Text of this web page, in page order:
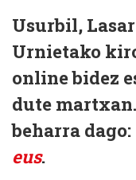
Usurbil,
Urnietako
online bidez
dute
beharra dago:
eus.